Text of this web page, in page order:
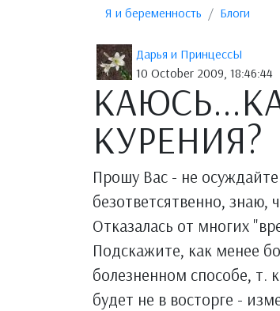
Я и беременность Блоги
Дарья и ПринцессЫ
10 October 2009, 18:46:44
КУРЕНИЯ?
Прошу Вас - не
безответсятвенно,
Отказалась от многих
Подскажите, как менее
болезненном способе, т.
будет не в восторге -